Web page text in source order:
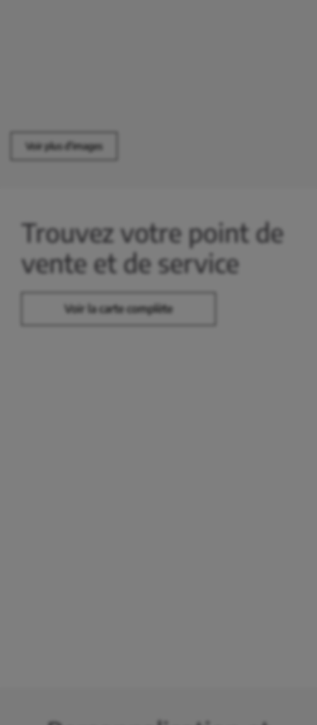
Voir plus d'images
Trouvez votre point de
vente et de service
Voir la carte complète